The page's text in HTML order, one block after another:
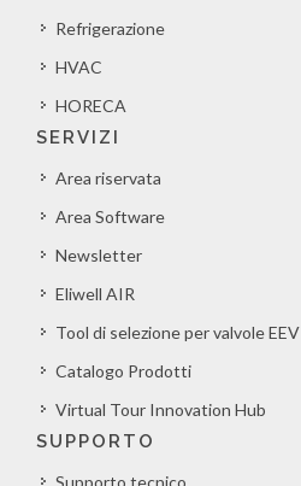
Refrigerazione
HVAC
HORECA
SERVIZI
Area riservata
Area Software
Newsletter
Eliwell AIR
Tool di selezione per valvole EEV
Catalogo Prodotti
Virtual Tour Innovation Hub
SUPPORTO
Supporto tecnico